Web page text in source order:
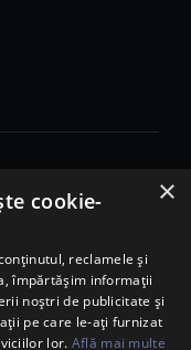
rezervate.
jud.Ilfov - sediu
– PCB,
×
cookie-
reclamele și
împărtășim informații
noștri de publicitate și
pe care le-ați furnizat
lor. Află mai multe